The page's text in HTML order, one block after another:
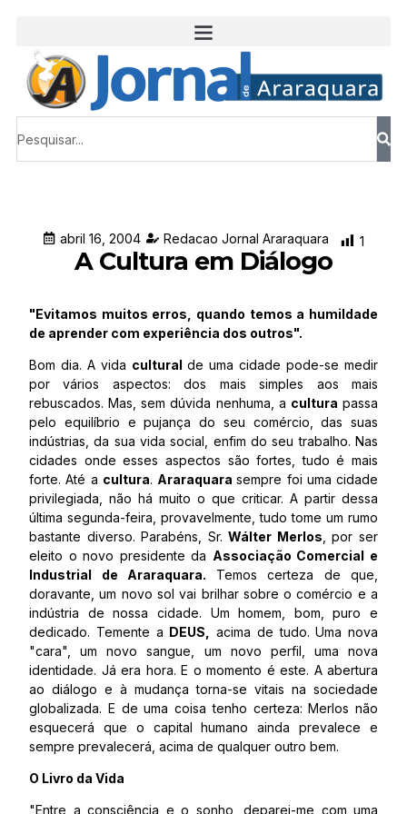
abril 16, 2004 Redacao Jornal Araraquara 1
A Cultura em Diálogo
"Evitamos muitos erros, quando temos a humildade
de aprender com experiência dos outros".
Bom dia. A vida cultural de uma cidade pode-se medir
por vários aspectos: dos mais simples aos mais
rebuscados. Mas, sem dúvida nenhuma, a cultura passa
pelo equilíbrio e pujança do seu comércio, das suas
indústrias, da sua vida social, enfim do seu trabalho. Nas
cidades onde esses aspectos são fortes, tudo é mais
forte. Até a cultura. Araraquarasempre foi uma cidade
privilegiada, não há muito o que criticar. A partir dessa
última segunda-feira, provavelmente, tudo tome um rumo
bastante diverso. Parabéns, Sr.Wálter Merlos , por ser
eleito o novo presidente da Associação Comercial e
Industrial de Araraquara. Temos certeza de que,
doravante, um novo sol vai brilhar sobre o comércio e a
indústria de nossa cidade. Um homem, bom, puro e
dedicado. Temente a DEUS,
acima de tudo. Uma nova
"cara", um novo sangue, um novo perfil, uma nova
identidade. Já era hora. E o momento é este. A abertura
ao diálogo e à mudança torna-se vitais na sociedade
globalizada. E de uma coisa tenho certeza: Merlos não
esquecerá que o capital humano ainda prevalece e
sempre prevalecerá, acima de qualquer outro bem.
O Livro da Vida
"Entre a consciência e o sonho, deparei-me com uma